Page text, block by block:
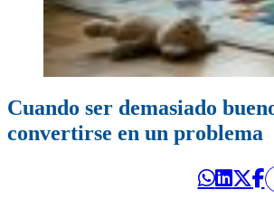
Cuando ser demasiado
convertirse en un problema